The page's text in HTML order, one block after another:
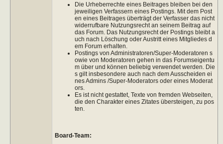
Die Urheberrechte eines Beitrages bleiben bei den
jeweiligen Verfassern eines Postings. Mit dem Post
en eines Beitrages überträgt der Verfasser das nicht
widerrufbare Nutzungsrecht an seinem Beitrag auf
das Forum. Das Nutzungsrecht der Postings bleibt a
uch nach Löschung oder Austritt eines Mitgliedes d
em Forum erhalten.
Postings von Administratoren/Super-Moderatoren s
owie von Moderatoren gehen in das Forumseigentu
m über und können beliebig verwendet werden. Die
s gilt insbesondere auch nach dem Ausscheiden ei
nes Admins /Super-Moderators oder eines Moderat
ors.
Es ist nicht gestattet, Texte von fremden Webseiten,
die den Charakter eines Zitates übersteigen, zu pos
ten.
Board-Team: